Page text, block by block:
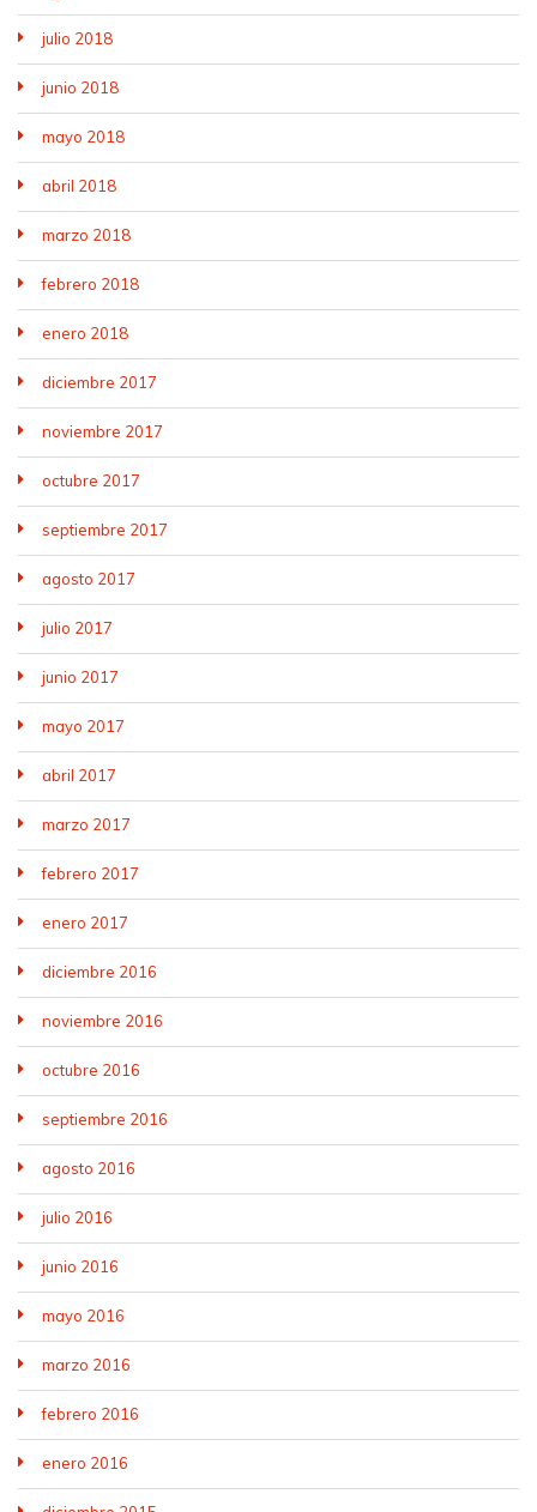
julio 2018
junio 2018
mayo 2018
abril 2018
marzo 2018
febrero 2018
enero 2018
diciembre 2017
noviembre 2017
octubre 2017
septiembre 2017
agosto 2017
julio 2017
junio 2017
mayo 2017
abril 2017
marzo 2017
febrero 2017
enero 2017
diciembre 2016
noviembre 2016
octubre 2016
septiembre 2016
agosto 2016
julio 2016
junio 2016
mayo 2016
marzo 2016
febrero 2016
enero 2016